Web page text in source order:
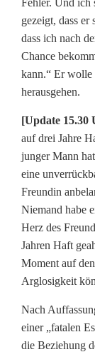
i
t
:
Z
e
h
n
J
a
h
r
e
H
Fehler. Und ich
gezeigt, dass er
dass ich nach
Chance
kann.“ Er wolle
herausgehen.
[Update 15.30
auf drei Jahre
junger Mann
eine
Freundin
Niemand habe
Herz des
Jahren Haft
Moment auf
Arglosigkeit
Nach
einer „fatalen
die Beziehung